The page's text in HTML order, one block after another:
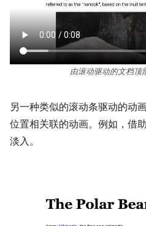
由滚动驱动的文档顶
另一种类似的滚动条驱动的动
位置相关联的动画。例如，借
淡入。